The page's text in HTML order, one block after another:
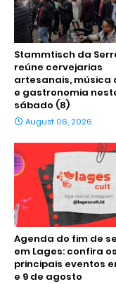
Stammtisch da
reúne cervejarias
artesanais, música
e gastronomia
sábado (8)
August 06, 2026
Agenda do fim de
em Lages: confira os
principais eventos
e 9 de agosto